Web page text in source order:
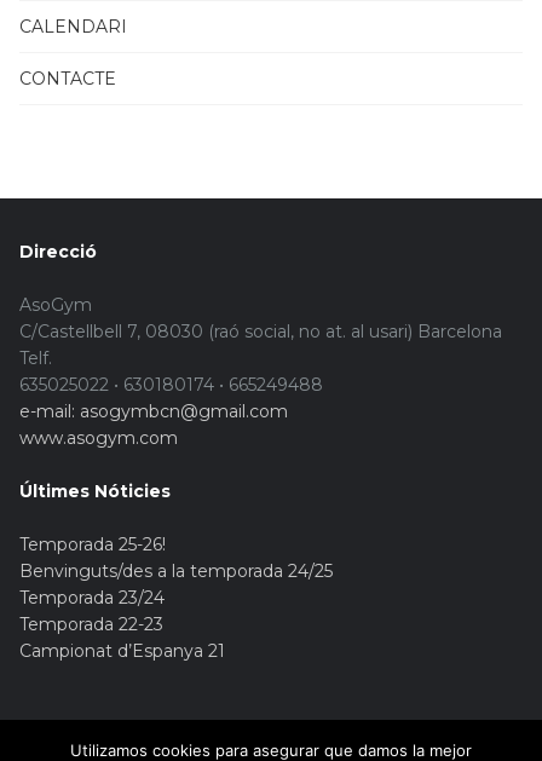
CALENDARI
CONTACTE
Direcció
AsoGym
C/Castellbell 7, 08030 (raó social, no at. al usari) Barcelona
Telf.
635025022 • 630180174 • 665249488
e-mail: asogymbcn@gmail.com
www.asogym.com
Últimes Nóticies
Temporada 25-26!
Benvinguts/des a la temporada 24/25
Temporada 23/24
Temporada 22-23
Campionat d’Espanya 21
Utilizamos cookies para asegurar que damos la mejor